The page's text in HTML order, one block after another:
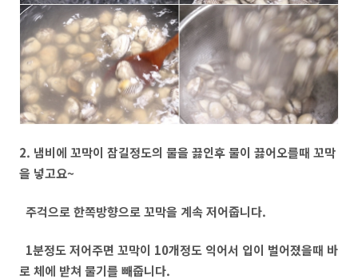
2. 냄비에 꼬막이 잠길정도의 물을 끓인후 물이 끓어오를때 꼬막
을 넣고요~
주걱으로 한쪽방향으로 꼬막을 계속 저어줍니다.
1분정도 저어주면 꼬막이 10개정도 익어서 입이 벌어졌을때 바
로 체에 받쳐 물기를 빼줍니다.